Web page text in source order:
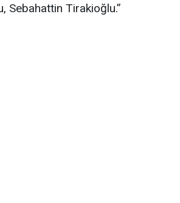
Sebahattin Tirakioğlu.”